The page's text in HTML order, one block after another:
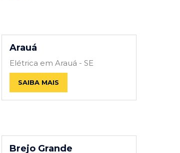
Arauá
Elétrica em Arauá - SE
SAIBA MAIS
Brejo Grande